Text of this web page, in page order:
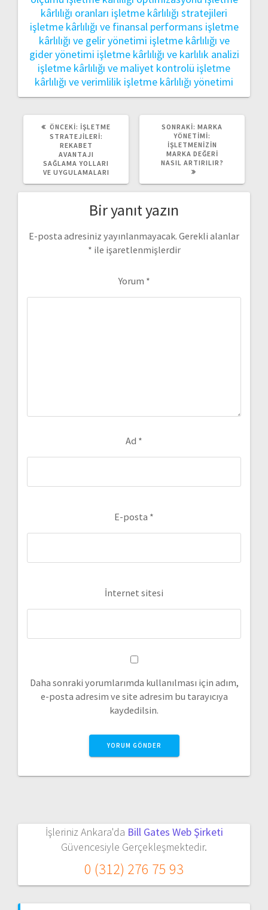
kârlılığı oranları işletme kârlılığı stratejileri
işletme kârlılığı ve finansal performans işletme
kârlılığı ve gelir yönetimi işletme kârlılığı ve
gider yönetimi işletme kârlılığı ve karlılık analizi
işletme kârlılığı ve maliyet kontrolü işletme
kârlılığı ve verimlilik işletme kârlılığı yönetimi
ÖNCEKI: ÖNCEKI
YAZI:
İŞLETME
STRATEJILERI:
REKABET
AVANTAJI
SAĞLAMA YOLLARI
VE UYGULAMALARI
SONRAKI: SONRAKI
YAZI:
MARKA
YÖNETIMI:
İŞLETMENIZIN
MARKA DEĞERI
NASIL ARTIRILIR?
Bir yanıt yazın
E-posta adresiniz yayınlanmayacak. Gerekli alanlar
* ile işaretlenmişlerdir
Yorum *
Ad *
E-posta *
İnternet sitesi
Daha sonraki yorumlarımda kullanılması için adım,
e-posta adresim ve site adresim bu tarayıcıya
kaydedilsin.
İşleriniz Ankara'da Bill Gates Web Şirketi
Güvencesiyle Gerçekleşmektedir.
0 (312) 276 75 93